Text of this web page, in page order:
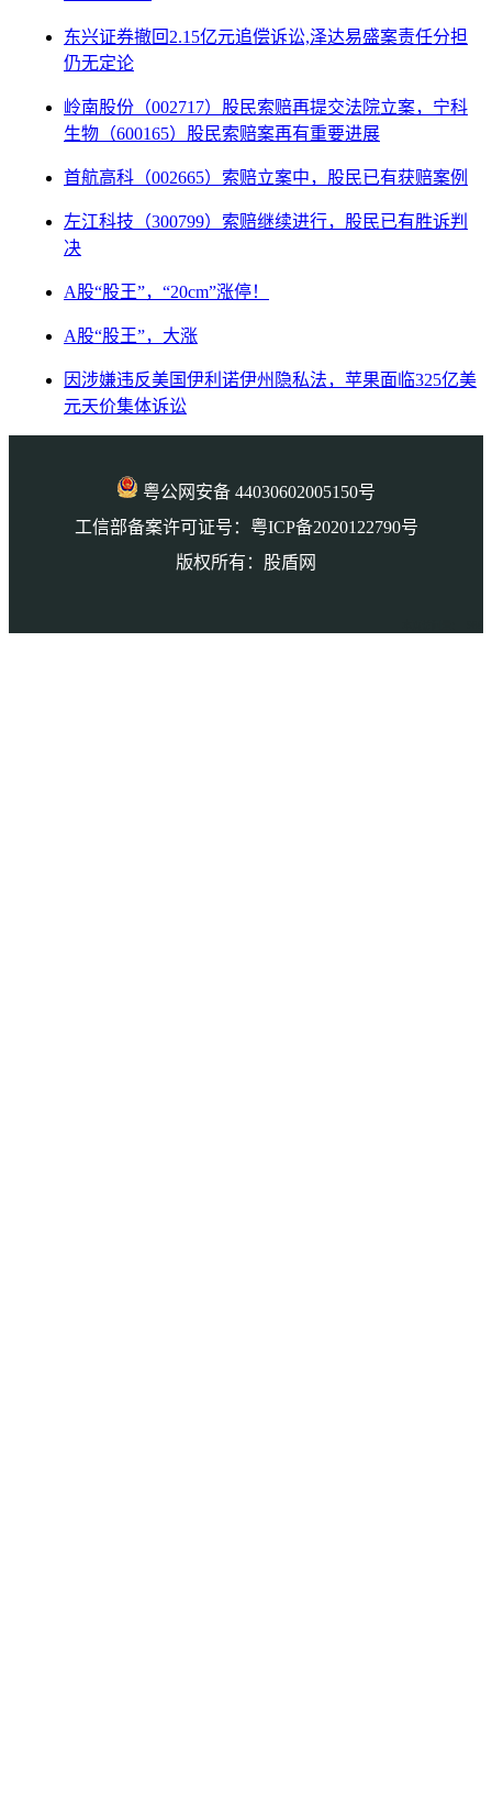
东兴证券撤回2.15亿元追偿诉讼,泽达易盛案责任分担
仍无定论
岭南股份（002717）股民索赔再提交法院立案，宁科
生物（600165）股民索赔案再有重要进展
首航高科（002665）索赔立案中，股民已有获赔案例
左江科技（300799）索赔继续进行，股民已有胜诉判
决
A股“股王”，“20cm”涨停！
A股“股王”，大涨
因涉嫌违反美国伊利诺伊州隐私法，苹果面临325亿美
元天价集体诉讼
粤公网安备 44030602005150号
工信部备案许可证号：粤ICP备2020122790号
版权所有：股盾网